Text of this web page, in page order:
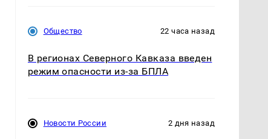
Общество 22 часа назад
В регионах Северного Кавказа введен
режим опасности из-за БПЛА
Новости России 2 дня назад